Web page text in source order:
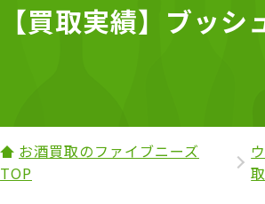
【買取実績】ブッ
お酒買取のファイブニーズ
TOP